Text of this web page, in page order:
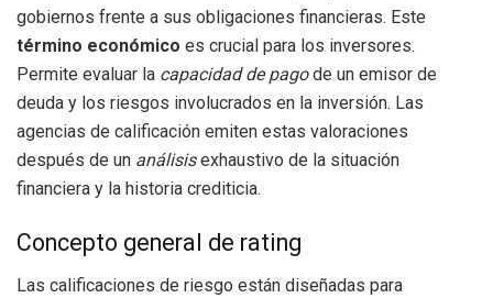
gobiernos frente a sus obligaciones financieras. Este
término económico es crucial para los inversores.
Permite evaluar la capacidad de pagode un emisor de
deuda y los riesgos involucrados en la inversión. Las
agencias de calificación emiten estas valoraciones
después de un análisisexhaustivo de la situación
financiera y la historia crediticia.
Concepto general de rating
Las calificaciones de riesgo están diseñadas para